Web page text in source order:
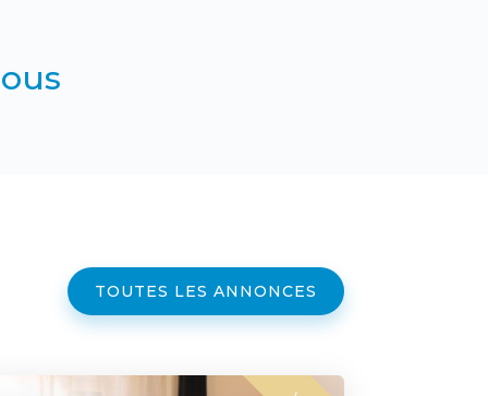
TOUTES LES ANNONCES